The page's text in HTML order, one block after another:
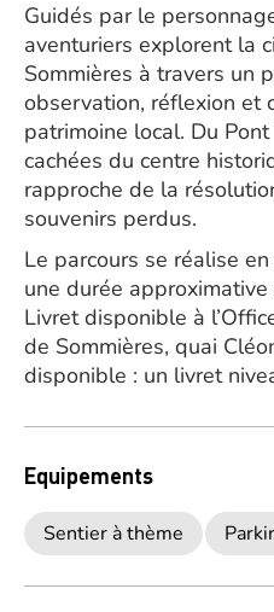
Guidés par le
aventuriers explorent la
Sommières à travers un
observation, réflexion et
patrimoine local. Du
cachées du centre
rapproche de la
souvenirs perdus.
Le parcours se réalise
une durée approximative
Livret disponible à
de Sommières, quai
disponible : un livret
Equipements
Sentier à thème